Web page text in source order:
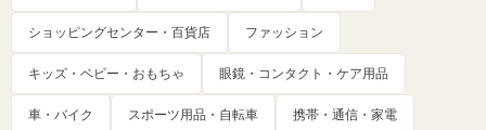
ショッピングセンター・百貨店 ファッション
キッズ・ベビー・おもちゃ 眼鏡・コンタクト・ケア用品
車・バイク スポーツ用品・自転車 携帯・通信・家電